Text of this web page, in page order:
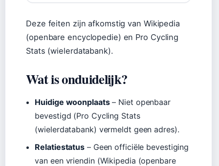
Deze feiten zijn afkomstig van Wikipedia
(openbare encyclopedie) en Pro Cycling
Stats (wielerdatabank).
Wat is onduidelijk?
Huidige woonplaats– Niet openbaar
bevestigd (Pro Cycling Stats
(wielerdatabank) vermeldt geen adres).
Relatiestatus – Geen officiële bevestiging
van een vriendin (Wikipedia (openbare